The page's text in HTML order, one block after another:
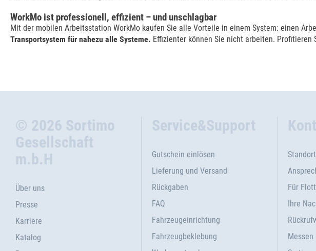
WorkMo ist professionell, effizient – und unschlagbar
Mit der mobilen Arbeitsstation WorkMo kaufen Sie alle Vorteile in einem System: einen
Transportsystem für nahezu alle Systeme. Effizienter können Sie nicht arbeiten. Profitieren
© 2026 Sortimo
Gesellschaft
m.b.H
Über uns
Presse
Karriere
Katalog
Service&Support
Gutschein einlösen
Lieferung und Versand
Rückgaben
FAQ
Fahrzeugeinrichtung
Fahrzeugbeklebung
Für
Ihre
Messen